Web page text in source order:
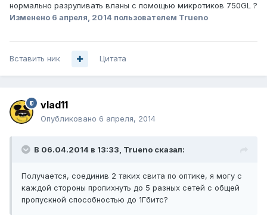
нормально разруливать вланы с помощью микротиков 750GL ?
Изменено 6 апреля, 2014 пользователем Trueno
Вставить ник Цитата
vlad11
Опубликовано 6 апреля, 2014
В 06.04.2014 в 13:33, Trueno сказал:
Получается, соединив 2 таких свита по оптике, я могу с
каждой стороны пропихнуть до 5 разных сетей с общей
пропускной способностью до 1Гбитс?